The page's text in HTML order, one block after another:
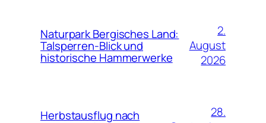
Naturpark Bergisches Land:
Talsperren-Blick und
historische Hammerwerke
2.
August
2026
Herbstausflug nach
28.